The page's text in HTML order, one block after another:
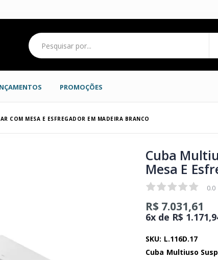
PROMOÇÕES
COM MESA E ESFREGADOR EM MADEIRA BRANCO
Cuba
Mesa E
0.0
0.0
R$ 7.031,61
6x de R$
SKU: L.116D.17
Cuba Multiuso